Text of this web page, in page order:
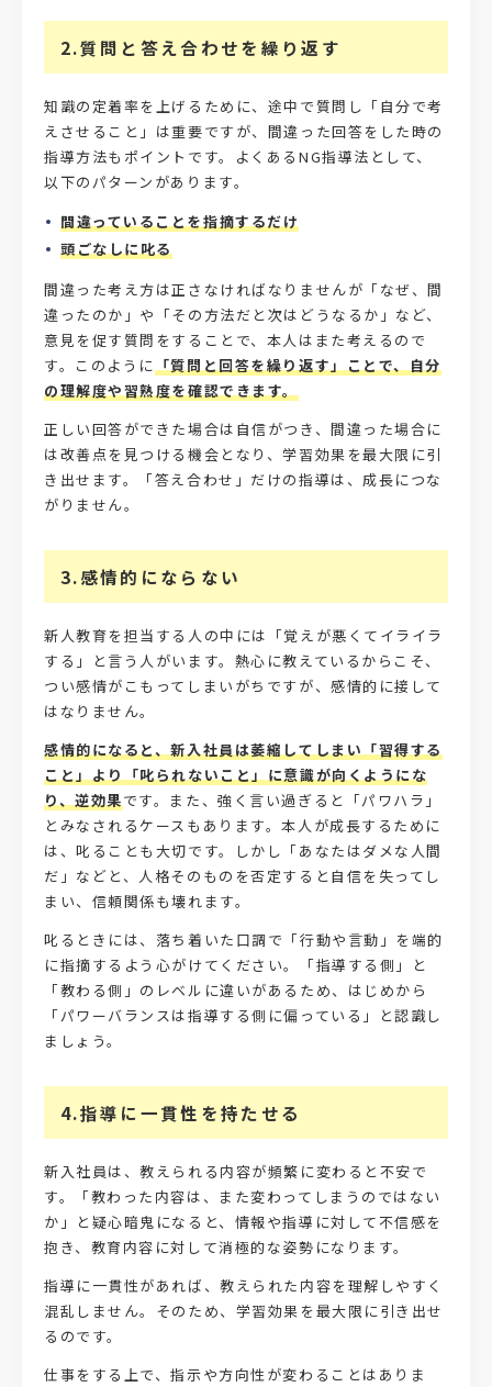
2.質問と答え合わせを繰り返す
知識の定着率を上げるために、途中で質問し「自分で考
えさせること」は重要ですが、間違った回答をした時の
指導方法もポイントです。よくあるNG指導法として、
以下のパターンがあります。
間違っていることを指摘するだけ
頭ごなしに叱る
間違った考え方は正さなければなりませんが「なぜ、間
違ったのか」や「その方法だと次はどうなるか」など、
意見を促す質問をすることで、本人はまた考えるので
す。このように 「質問と回答を繰り返す」ことで、自分
の理解度や習熟度を確認できます。
正しい回答ができた場合は自信がつき、間違った場合に
は改善点を見つける機会となり、学習効果を最大限に引
き出せます。「答え合わせ」だけの指導は、成長につな
がりません。
3.感情的にならない
新人教育を担当する人の中には「覚えが悪くてイライラ
する」と言う人がいます。熱心に教えているからこそ、
つい感情がこもってしまいがちですが、感情的に接して
はなりません。
感情的になると、新入社員は萎縮してしまい「習得する
こと」より「叱られないこと」に意識が向くようにな
り、逆効果です。また、強く言い過ぎると「パワハラ」
とみなされるケースもあります。本人が成長するために
は、叱ることも大切です。しかし「あなたはダメな人間
だ」などと、人格そのものを否定すると自信を失ってし
まい、信頼関係も壊れます。
叱るときには、落ち着いた口調で「行動や言動」を端的
に指摘するよう心がけてください。「指導する側」と
「教わる側」のレベルに違いがあるため、はじめから
「パワーバランスは指導する側に偏っている」と認識し
ましょう。
4.指導に一貫性を持たせる
新入社員は、教えられる内容が頻繁に変わると不安で
す。「教わった内容は、また変わってしまうのではない
か」と疑心暗鬼になると、情報や指導に対して不信感を
抱き、教育内容に対して消極的な姿勢になります。
指導に一貫性があれば、教えられた内容を理解しやすく
混乱しません。そのため、学習効果を最大限に引き出せ
るのです。
仕事をする上で、指示や方向性が変わることはありま